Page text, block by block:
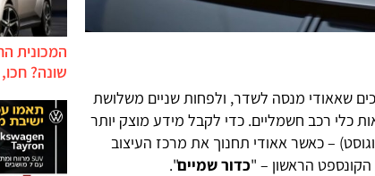
שאאודי מנסה לשדר, ולפחות שניים משלושת
כלי רכב חשמליים. כדי לקבל מידע מוצק יותר
בשלב ראשון לשבוע הבא (10 באוגוסט) – כאשר אאודי תחנוך את מרכז העיצוב
הראשון – "כדור שמיים".
המכונית
שונה?